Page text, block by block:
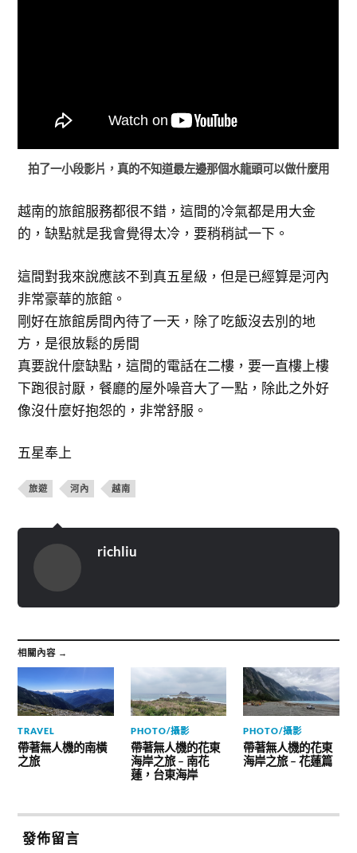
拍了一小段影片，真的不知道最左邊那個水龍頭可以做什麼用
越南的旅館服務都很不錯，這間的冷氣都是用大金
的，缺點就是我會覺得太冷，要稍稍試一下。
這間對我來說應該不到真五星級，但是已經算是河內
非常豪華的旅館。
剛好在旅館房間內待了一天，除了吃飯沒去別的地
方，是很放鬆的房間
真要說什麼缺點，這間的電話在二樓，要一直樓上樓
下跑很討厭，餐廳的屋外噪音大了一點，除此之外好
像沒什麼好抱怨的，非常舒服。
五星奉上
旅遊 河內 越南
richliu
相關內容 →
TRAVEL
帶著無人機的南橫
之旅
PHOTO/攝影
帶著無人機的花東
海岸之旅 – 南花
蓮，台東海岸
PHOTO/攝影
帶著無人機的花東
海岸之旅 – 花蓮篇
發佈留言